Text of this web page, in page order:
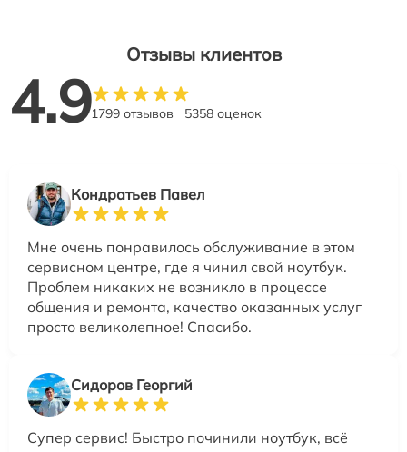
Отзывы клиентов
4.91799 отзывов 5358 оценок
Кондратьев Павел
Мне очень понравилось обслуживание в этом
сервисном центре, где я чинил свой ноутбук.
Проблем никаких не возникло в процессе
общения и ремонта, качество оказанных услуг
просто великолепное! Спасибо.
Сидоров Георгий
Супер сервис! Быстро починили ноутбук, всё